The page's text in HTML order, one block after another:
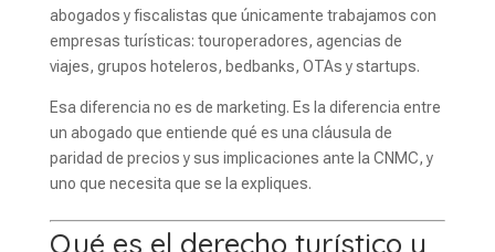
abogados y fiscalistas que únicamente trabajamos con
empresas turísticas: touroperadores, agencias de
viajes, grupos hoteleros, bedbanks, OTAs y startups.
Esa diferencia no es de marketing. Es la diferencia entre
un abogado que entiende qué es una cláusula de
paridad de precios y sus implicaciones ante la CNMC, y
uno que necesita que se la expliques.
Qué es el derecho turístico y